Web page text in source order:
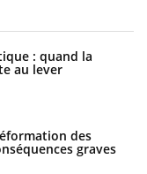
: quand la
au lever
des
graves